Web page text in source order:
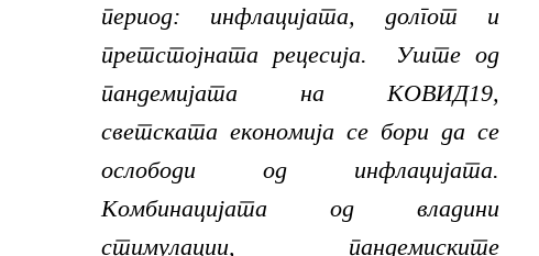
период: инфлацијата, долгот и
претстојната рецесија. Уште од
пандемијата на КОВИД19,
светската економија се бори да се
ослободи од инфлацијата.
Комбинацијата од владини
стимулации, пандемиските